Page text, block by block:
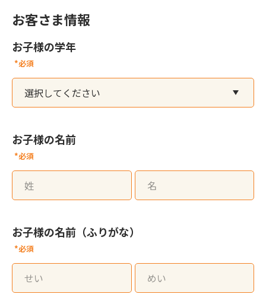
お客さま情報
お子様の学年
*必須
お子様の名前
*必須
お子様の名前（ふりがな）
*必須